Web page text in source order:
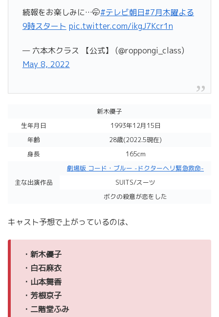
続報をお楽しみに…🤭#テレビ朝日#7月木曜よる
9時スタート pic.twitter.com/ikgJ7Kcr1n
— 六本木クラス 【公式】 (@roppongi_class)
May 8, 2022
新木優子
生年月日
1993年12月15日
年齢
28歳(2022.5現在)
身長
165cm
主な出演作品
劇場版 コード・ブルー -ドクターヘリ緊急救命-
SUITS/スーツ
ボクの殺意が恋をした
キャスト予想で上がっているのは、
・新木優子
・白石麻衣
・山本舞香
・芳根京子
・二階堂ふみ